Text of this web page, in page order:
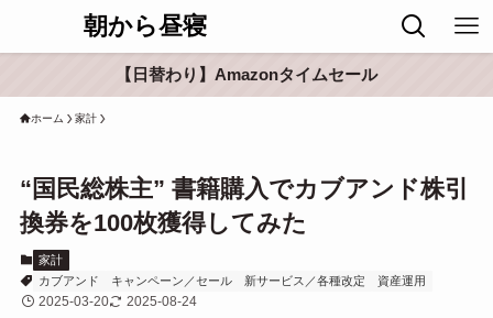
朝から昼寝
【日替わり】Amazonタイムセール
ホーム 家計
“国民総株主” 書籍購入でカブアンド株引
換券を100枚獲得してみた
家計
カブアンド
キャンペーン／セール 新サービス／各種改定 資産運用
2025-03-20 2025-08-24